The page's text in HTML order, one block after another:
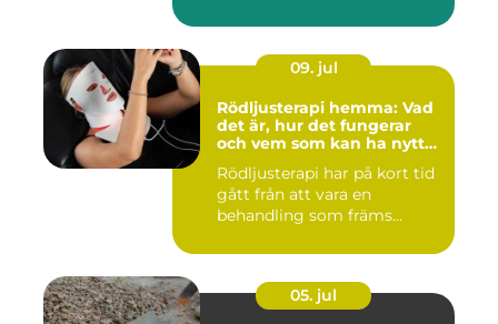
09. jul
Rödljusterapi hemma: Vad
det är, hur det fungerar
och vem som kan ha nytta
Rödljusterapi har på kort tid
gått från att vara en
behandling som främs...
05. jul